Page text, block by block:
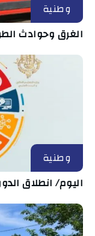
وطنية
الغرق وحوادث
وطنية
اليوم/ انطلاق